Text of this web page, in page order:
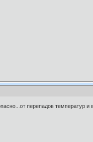
перепадов температур и